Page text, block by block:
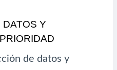
DATOS Y
de datos y